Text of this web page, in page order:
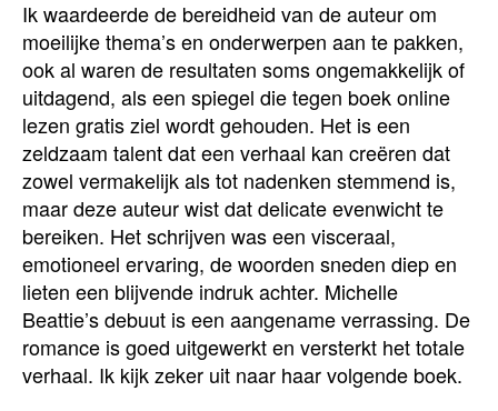
Ik waardeerde de bereidheid van de auteur om
moeilijke thema’s en onderwerpen aan te pakken,
ook al waren de resultaten soms ongemakkelijk of
uitdagend, als een spiegel die tegen boek online
lezen gratis ziel wordt gehouden. Het is een
zeldzaam talent dat een verhaal kan creëren dat
zowel vermakelijk als tot nadenken stemmend is,
maar deze auteur wist dat delicate evenwicht te
bereiken. Het schrijven was een visceraal,
emotioneel ervaring, de woorden sneden diep en
lieten een blijvende indruk achter. Michelle
Beattie’s debuut is een aangename verrassing. De
romance is goed uitgewerkt en versterkt het totale
verhaal. Ik kijk zeker uit naar haar volgende boek.